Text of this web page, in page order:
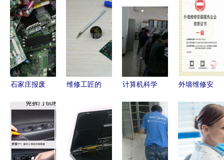
与电子产品
维修安装服
务指南
攻略
（中级）认
证 电视技
术核心题库
与答案解析
石家庄报废
装服务指南
维修工匠的
家用电器、
电子产品与
加工商车间
计算机科学
绩 电子产
品维修安装
显精湛技艺
外墙维修安
资质证书适
用范围